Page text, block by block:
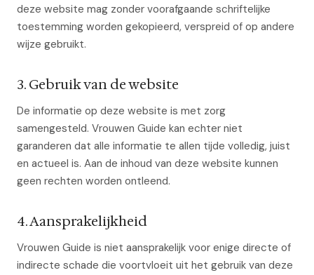
deze website mag zonder voorafgaande schriftelijke
toestemming worden gekopieerd, verspreid of op andere
wijze gebruikt.
3. Gebruik van de website
De informatie op deze website is met zorg
samengesteld. Vrouwen Guide kan echter niet
garanderen dat alle informatie te allen tijde volledig, juist
en actueel is. Aan de inhoud van deze website kunnen
geen rechten worden ontleend.
4. Aansprakelijkheid
Vrouwen Guide is niet aansprakelijk voor enige directe of
indirecte schade die voortvloeit uit het gebruik van deze